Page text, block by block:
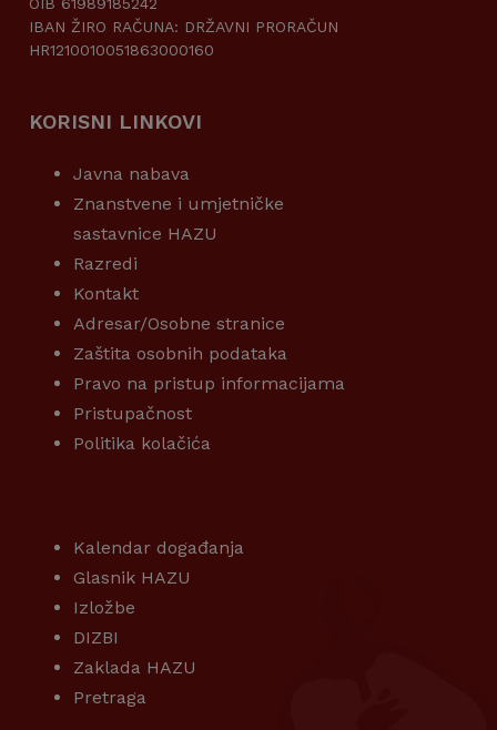
IBAN ŽIRO RAČUNA: DRŽAVNI PRORAČUN
HR1210010051863000160
KORISNI LINKOVI
Javna nabava
Znanstvene i umjetničke
sastavnice HAZU
Razredi
Kontakt
Adresar/Osobne stranice
Zaštita osobnih podataka
Pravo na pristup informacijama
Pristupačnost
Politika kolačića
Kalendar događanja
Glasnik HAZU
Izložbe
DIZBI
Zaklada HAZU
Pretraga